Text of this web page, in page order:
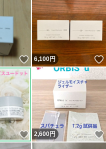
いいね！
6,100円
いいね！
2,600円